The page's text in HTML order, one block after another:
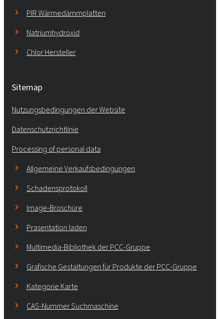
PIR Wärmedämmplatten
Natriumhydroxid
Chlor Hersteller
Sitemap
Nutzungsbedingungen der Website
Datenschutzrichtlinie
Processing of personal data
Allgemeine Verkaufsbedingungen
Schadensprotokoll
Image-Broschüre
Prasentation laden
Multimedia-Bibliothek der PCC-Gruppe
Grafische Gestaltungen für Produkte der PCC-Gruppe
Kategorie Karte
CAS-Nummer Suchmaschine